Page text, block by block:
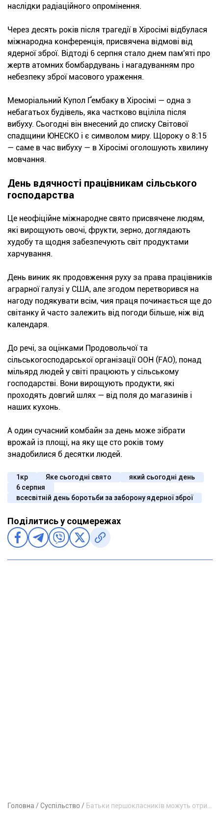
наслідки радіаційного опромінення.
Через десять років після трагедії в Хіросімі відбулася
міжнародна конференція, присвячена відмові від
ядерної зброї. Відтоді 6 серпня стало днем пам'яті про
жертв атомних бомбардувань і нагадуванням про
небезпеку зброї масового ураження.
Меморіальний Купол Ґембаку в Хіросімі — одна з
небагатьох будівель, яка частково вціліла після
вибуху. Сьогодні він внесений до списку Світової
спадщини ЮНЕСКО і є символом миру. Щороку о 8:15
— саме в час вибуху — в Хіросімі оголошують хвилину
мовчання.
День вдячності працівникам сільського
господарства
Це неофіційне міжнародне свято присвячене людям,
які вирощують овочі, фрукти, зерно, доглядають
худобу та щодня забезпечують світ продуктами
харчування.
День виник як продовження руху за права працівників
аграрної галузі у США, але згодом перетворився на
нагоду подякувати всім, чия праця починається ще до
світанку й часто залежить від погоди більше, ніж від
календаря.
До речі, за оцінками Продовольчої та
сільськогосподарської організації ООН (FAO), понад
мільярд людей у світі працюють у сільському
господарстві. Вони вирощують продукти, які
проходять довгий шлях — від поля до магазинів і
наших кухонь.
А один сучасний комбайн за день може зібрати
врожай із площі, на яку ще сто років тому
знадобилися б десятки людей.
1кр Яке сьогодні свято
який сьогодні день
6 серпня
всесвітній день боротьби за заборону ядерної зброї
Поділитись у соцмережах
Головна Суспільство